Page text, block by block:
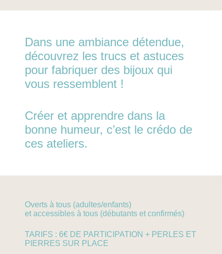
Dans une ambiance détendue,
découvrez les trucs et astuces
pour fabriquer des bijoux qui
vous ressemblent !
Créer et apprendre dans la
bonne humeur, c’est le crédo de
ces ateliers.
Overts à tous (adultes/enfants)
et accessibles à tous (débutants et confirmés)
TARIFS : 6€ DE PARTICIPATION + PERLES ET
PIERRES SUR PLACE